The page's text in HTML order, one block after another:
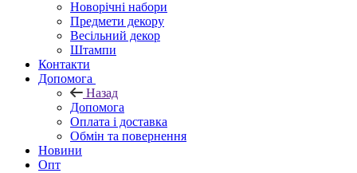
Новорічні набори
Предмети декору
Весільний декор
Штампи
Контакти
Допомога
Назад
Допомога
Оплата і доставка
Обмін та повернення
Новини
Опт